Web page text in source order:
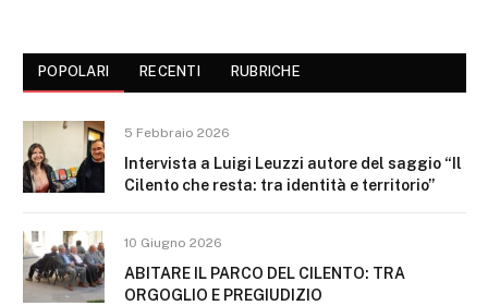
POPOLARI RECENTI RUBRICHE
5 Febbraio 2026
Intervista a Luigi Leuzzi autore del saggio “Il
Cilento che resta: tra identità e territorio”
10 Giugno 2026
ABITARE IL PARCO DEL CILENTO: TRA
ORGOGLIO E PREGIUDIZIO